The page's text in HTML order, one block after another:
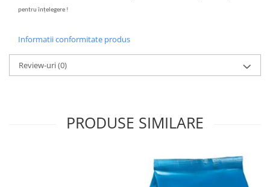
pentru înțelegere !
Informatii conformitate produs
Review-uri(0)
PRODUSE SIMILARE